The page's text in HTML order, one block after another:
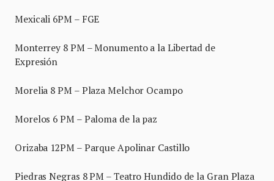
Mexicali 6PM – FGE
Monterrey 8 PM – Monumento a la Libertad de
Expresión
Morelia 8 PM – Plaza Melchor Ocampo
Morelos 6 PM – Paloma de la paz
Orizaba 12PM – Parque Apolinar Castillo
Piedras Negras 8 PM – Teatro Hundido de la Gran Plaza